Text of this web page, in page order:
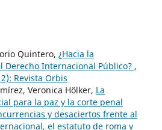
Quintero, ¿Hacia la
Derecho Internacional Público? ,
Revista Orbis
Veronica Hölker, La
para la paz y la corte penal
y desaciertos frente al
el estatuto de roma y